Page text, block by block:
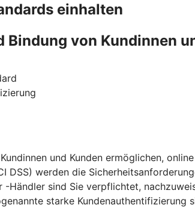
einhalten
Bindung von Kundinnen
und Kunden ermöglichen,
DSS) werden die
-Händler sind Sie verpflichtet,
starke